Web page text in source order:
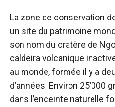
La zone de conservation
un site du patrimoine
son nom du cratère de
caldeira volcanique
au monde, formée il y a
d’années. Environ 25’000
dans l’enceinte naturelle